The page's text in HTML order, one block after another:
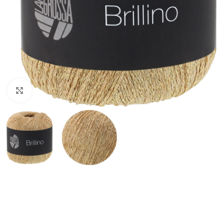
Klik om te vergroten